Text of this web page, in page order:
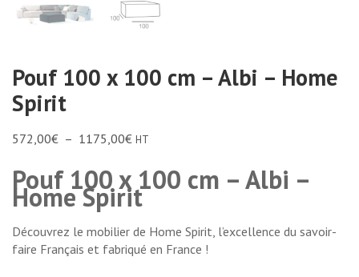
Pouf 100 x 100 cm – Albi – Home
Spirit
572,00€ – 1175,00€ HT
Pouf 100 x 100 cm – Albi –
Home Spirit
Découvrez le mobilier de Home Spirit, l’excellence du savoir-
faire Français et fabriqué en France !